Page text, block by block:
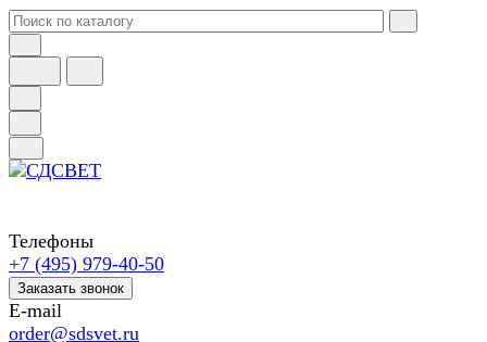
Телефоны
+7 (495) 979-40-50
Заказать звонок
E-mail
order@sdsvet.ru